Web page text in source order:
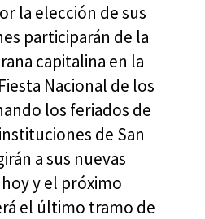
la elección de sus
participarán de la
capitalina en la
Nacional de los
los feriados de
de San
a sus nuevas
y el próximo
el último tramo de